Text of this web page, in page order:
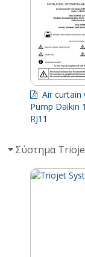
Air curtain
Pump Daikin
RJ11
Σύστημα